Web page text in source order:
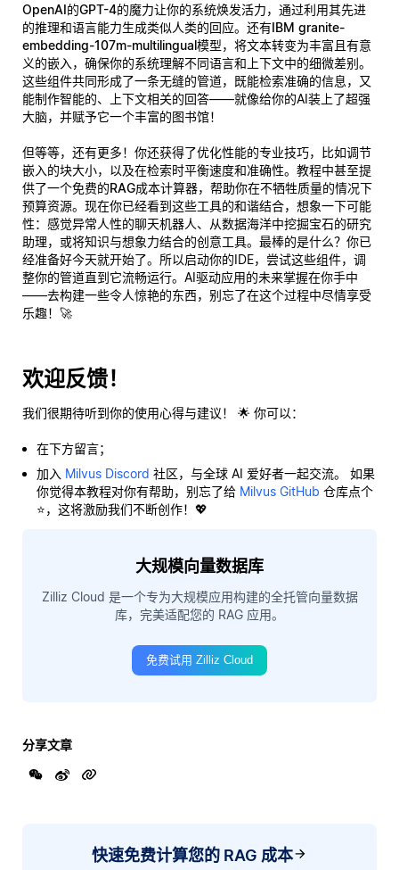
OpenAI的GPT-4的魔力让你的系统焕发活力，通过利用其先进
的推理和语言能力生成类似人类的回应。还有IBM granite-
embedding-107m-multilingual模型，将文本转变为丰富且有意
义的嵌入，确保你的系统理解不同语言和上下文中的细微差别。
这些组件共同形成了一条无缝的管道，既能检索准确的信息，又
能制作智能的、上下文相关的回答——就像给你的AI装上了超强
大脑，并赋予它一个丰富的图书馆！
但等等，还有更多！你还获得了优化性能的专业技巧，比如调节
嵌入的块大小，以及在检索时平衡速度和准确性。教程中甚至提
供了一个免费的RAG成本计算器，帮助你在不牺牲质量的情况下
预算资源。现在你已经看到这些工具的和谐结合，想象一下可能
性：感觉异常人性的聊天机器人、从数据海洋中挖掘宝石的研究
助理，或将知识与想象力结合的创意工具。最棒的是什么？你已
经准备好今天就开始了。所以启动你的IDE，尝试这些组件，调
整你的管道直到它流畅运行。AI驱动应用的未来掌握在你手中
——去构建一些令人惊艳的东西，别忘了在这个过程中尽情享受
乐趣！🚀
欢迎反馈！
我们很期待听到你的使用心得与建议！ 🌟 你可以：
在下方留言；
加入 Milvus Discord 社区，与全球 AI 爱好者一起交流。 如果
你觉得本教程对你有帮助，别忘了给 Milvus GitHub 仓库点个
⭐，这将激励我们不断创作！💖
大规模向量数据库
Zilliz Cloud 是一个专为大规模应用构建的全托管向量数据
库，完美适配您的 RAG 应用。
免费试用 Zilliz Cloud
分享文章
快速免费计算您的 RAG 成本